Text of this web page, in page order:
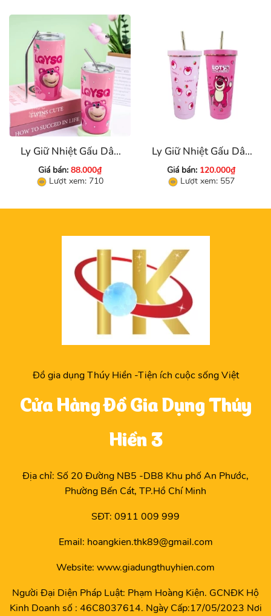
Ly Giữ Nhiệt Gấu Dâu
LoSto 450ml
Giá bán: 88.000₫
Lượt xem: 710
Ly Giữ Nhiệt Gấu Dâu
Lotso 750ml
Giá bán: 120.000₫
Lượt xem: 557
Đồ gia dụng Thúy Hiền -Tiện ích cuộc sống Việt
Cửa Hàng Đồ Gia Dụng Thúy
Hiền 3
Địa chỉ: Số 20 Đường NB5 -DB8 Khu phố An Phước,
Phường Bến Cát, TP.Hồ Chí Minh
SĐT: 0911 009 999
Email: hoangkien.thk89@gmail.com
Website: www.giadungthuyhien.com
Người Đại Diện Pháp Luật: Phạm Hoàng Kiện. GCNĐK Hộ
Kinh Doanh số : 46C8037614. Ngày Cấp:17/05/2023 Nơi